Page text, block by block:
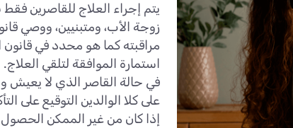
يتم إجراء العلاج للقاصرين
زوجة الأب، ومتبنيين، ووصي
مراقبته كما هو محدد في قانون
استمارة الموافقة لتلقي العلاج.
في حالة القاصر الذي لا يعيش
على كلا الوالدين التوقيع على
إذا كان من غير الممكن الحصول